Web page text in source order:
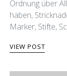
Ordnung über
haben,
Marker, Stifte,
VIEW POST